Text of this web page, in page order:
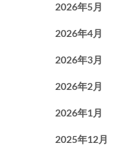
2026年5月
2026年4月
2026年3月
2026年2月
2026年1月
2025年12月